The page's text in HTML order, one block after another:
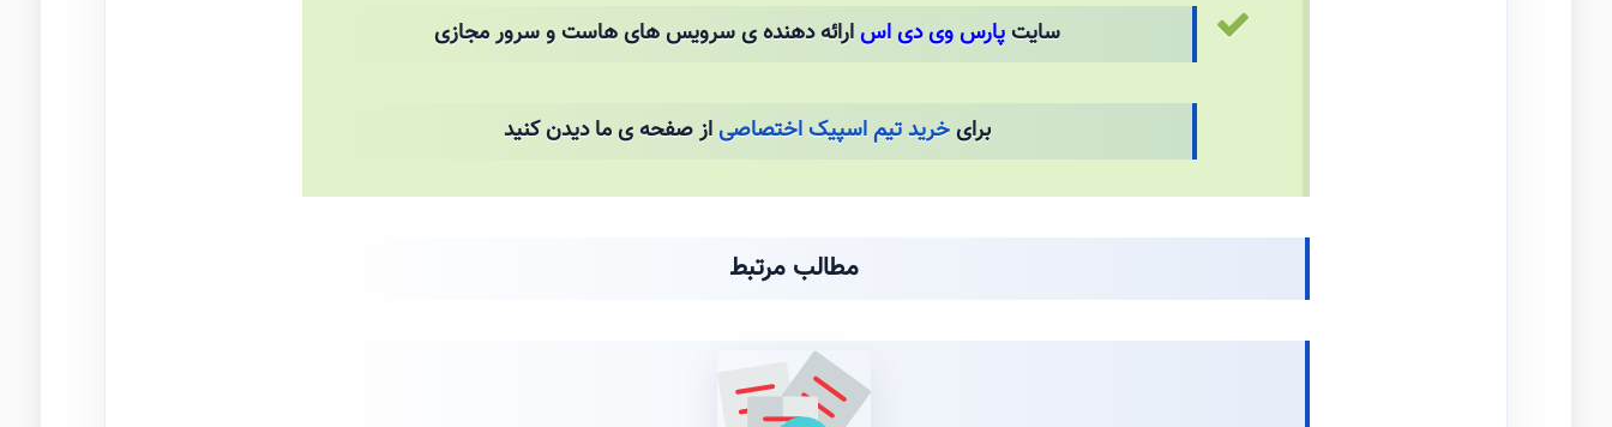
سایتپارس وی دی اسارائه دهنده ی سرویس های هاست و سرور مجازی
برایخرید تیم اسپیک اختصاصی از صفحه ی ما دیدن کنید
مطالب مرتبط